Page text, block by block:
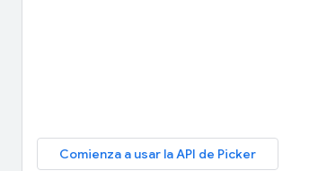
Comienza a usar la API de Picker